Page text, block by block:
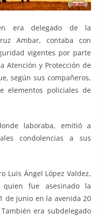
era delegado de la
Ambar, contaba con
vigentes por parte
Atención y Protección de
según sus compañeros,
elementos policiales de
laboraba, emitió a
condolencias a sus
Luis Ángel López Valdez,
quien fue asesinado la
de junio en la avenida 20
era subdelegado